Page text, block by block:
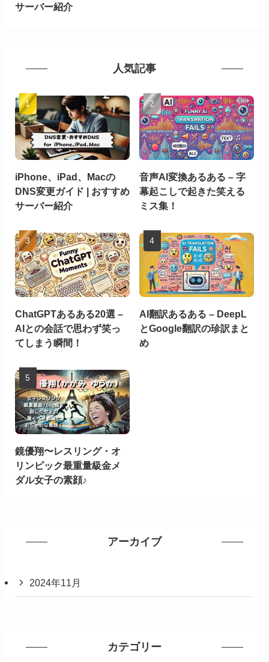
サーバー紹介
人気記事
iPhone、iPad、Macの
DNS変更ガイド | おすすめ
サーバー紹介
音声AI変換あるある – 字
幕起こしで起きた笑える
ミス集！
ChatGPTあるある20選 –
AIとの会話で思わず笑っ
てしまう瞬間！
AI翻訳あるある – DeepL
とGoogle翻訳の珍訳まと
め
鏡優翔〜レスリング・オ
リンピック最重量級金メ
ダル女子の素顔♪
アーカイブ
2024年11月
カテゴリー